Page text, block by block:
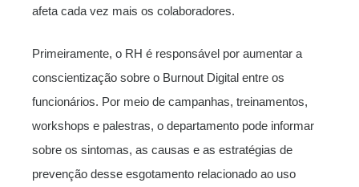
afeta cada vez mais os colaboradores.
Primeiramente, o RH é responsável por aumentar a
conscientização sobre o Burnout Digital entre os
funcionários. Por meio de campanhas, treinamentos,
workshops e palestras, o departamento pode informar
sobre os sintomas, as causas e as estratégias de
prevenção desse esgotamento relacionado ao uso